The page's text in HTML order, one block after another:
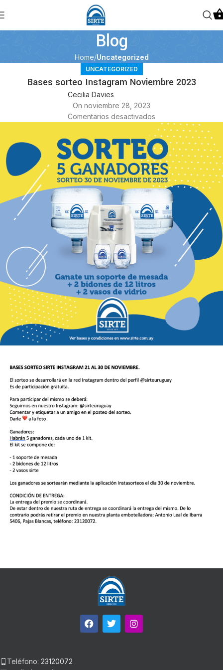
Blog
Home Uncategorized
UNCATEGORIZED
Bases sorteo Instagram Noviembre 2023
Cecilia Davies
On noviembre 28, 2023
Comentarios desactivados
Teléfono: 23120072